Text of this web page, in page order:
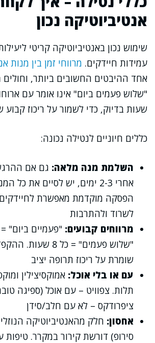
אנטיביוטיקה נכון
שימוש נכון באנטיביוטיקה קריטי
עמידות חיידקים. מרווחי זמן בין מנות
אחד ההיבטים החשובים ביותר,
שעות בדיוק, כדי לשמור על ריכוז
כללים חיוניים לנטילה נכונה:
השלמת מנה מלאה: גם אם
אחרי 2-3 ימים, יש לסיים את
הפסקה מוקדמת מאפשרת
לשרוד ולהתרבות
מרווחים קבועים:
"שלוש פעמים" = כל 8
שומרת על ריכוז תרופה יציב
עם או בלי אוכל: אמוקסיצילין
תלות. צפוויט – עם אוכל (ספיגה
ציפרודקס – לא עם חלב/סידן
אחסון: חלק מהאנטיביוטיקה
סירופ) דורשת קירור במקרר. טיפות